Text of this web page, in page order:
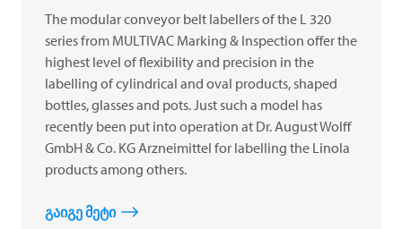
The modular conveyor belt labellers of the L 320
series from MULTIVAC Marking & Inspection offer the
highest level of flexibility and precision in the
labelling of cylindrical and oval products, shaped
bottles, glasses and pots. Just such a model has
recently been put into operation at Dr. August Wolff
GmbH & Co. KG Arzneimittel for labelling the Linola
products among others.
გაიგე მეტი